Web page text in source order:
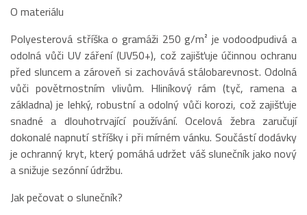
O materiálu
Polyesterová stříška o gramáži 250 g/m² je vodoodpudivá a
odolná vůči UV záření (UV50+), což zajišťuje účinnou ochranu
před sluncem a zároveň si zachovává stálobarevnost. Odolná
vůči povětrnostním vlivům. Hliníkový rám (tyč, ramena a
základna) je lehký, robustní a odolný vůči korozi, což zajišťuje
snadné a dlouhotrvající používání. Ocelová žebra zaručují
dokonalé napnutí stříšky i při mírném vánku. Součástí dodávky
je ochranný kryt, který pomáhá udržet váš slunečník jako nový
a snižuje sezónní údržbu.
Jak pečovat o slunečník?